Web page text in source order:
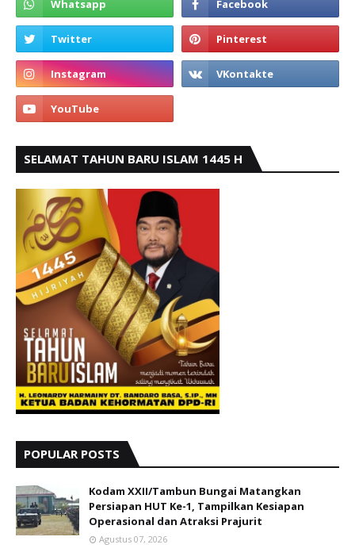
SELAMAT TAHUN BARU ISLAM 1445 H
POPULAR POSTS
Kodam XXII/Tambun Bungai Matangkan
Persiapan HUT Ke-1, Tampilkan Kesiapan
Operasional dan Atraksi Prajurit
Agustus 07, 2026